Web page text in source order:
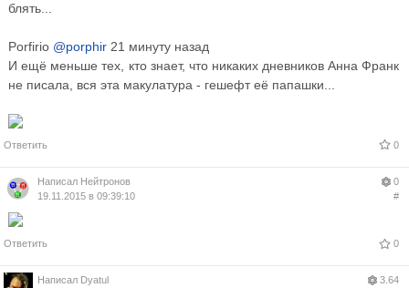
блять...
Porfirio ‏@porphir 21 минуту назад
И ещё меньше тех, кто знает, что никаких дневников Анна Франк
не писала, вся эта макулатура - гешефт её папашки...
Ответить 0
Написал Нейтронов
19.11.2015 в 09:39:10
0
#
Ответить 0
Написал Dyatul
3.64